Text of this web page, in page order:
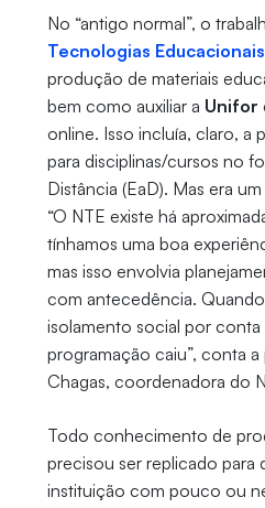
No “antigo normal”, o
Tecnologias
produção de materiais
bem como auxiliar a Unifor
online. Isso incluía, claro, a
para disciplinas/cursos no
Distância (EaD). Mas era
“O NTE existe há
tínhamos uma boa
mas isso envolvia
com antecedência.
isolamento social por conta
programação caiu”, conta
Chagas, coordenadora do
Todo conhecimento de
precisou ser replicado para
instituição com pouco ou